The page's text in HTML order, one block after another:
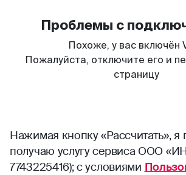
Нажимая кнопку «Рассчитать»,
получаю услугу сервиса ООО
7743225416); с условиями